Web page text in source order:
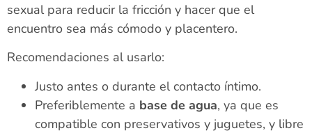
sexual para reducir la fricción y hacer que el
encuentro sea más cómodo y placentero.
Recomendaciones al usarlo:
Justo antes o durante el contacto íntimo.
Preferiblemente a base de agua, ya que es
compatible con preservativos y juguetes, y libre